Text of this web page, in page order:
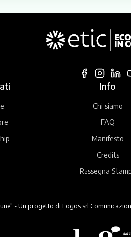
Info
Chi siamo
FAQ
Manifesto
Credits
Rassegna
- Un progetto di Logos srl